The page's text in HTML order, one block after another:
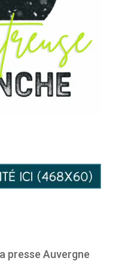
presse Auvergne